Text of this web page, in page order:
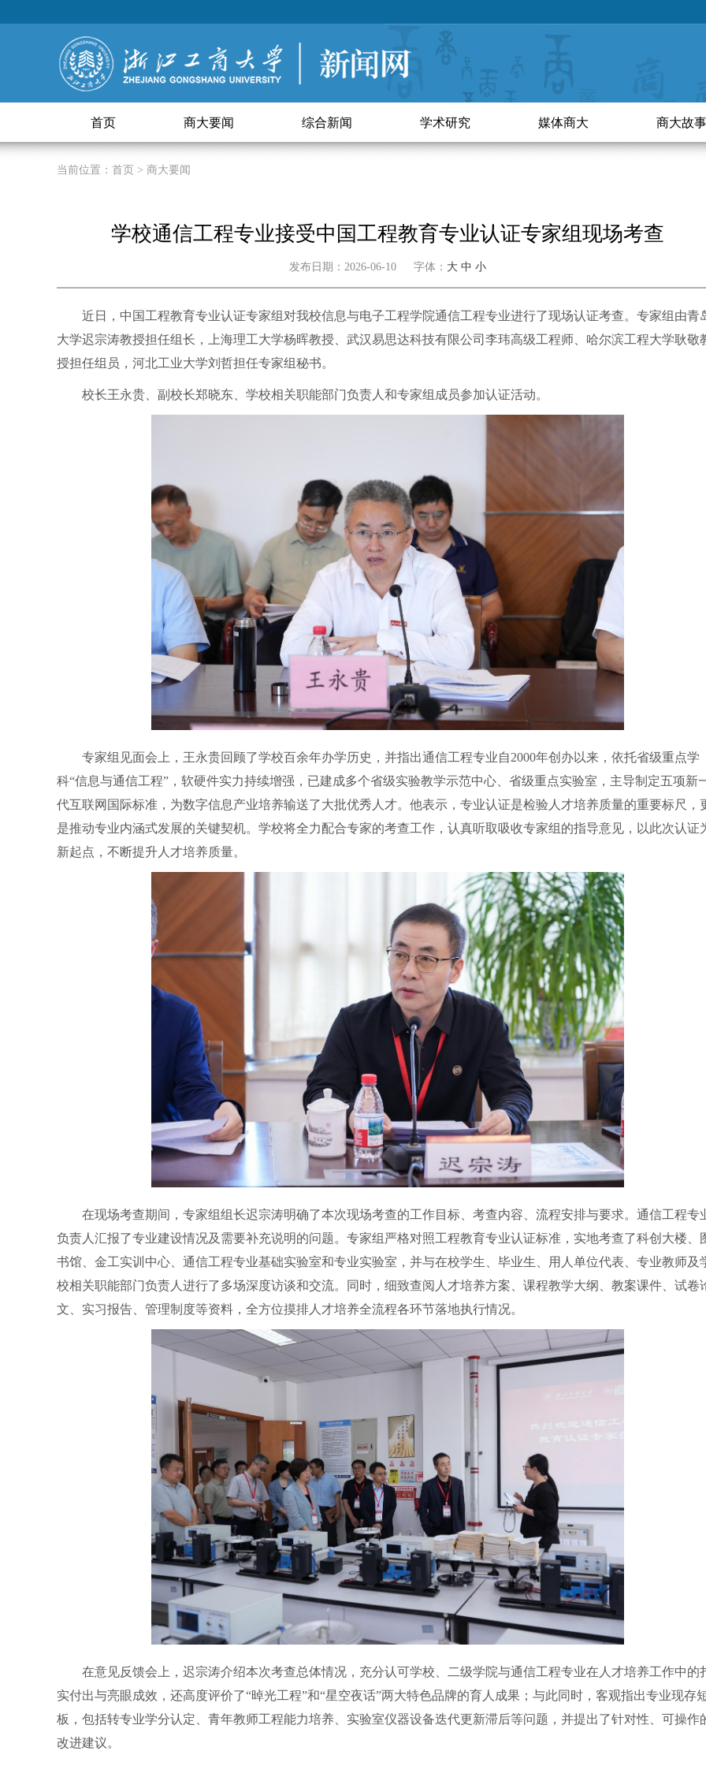
首页 商大要闻 综合新闻 学术研究 媒体商大 商大故事
当前位置： 首页 > 商大要闻
学校通信工程专业接受中国工程教育专业认证专家组现场考查
发布日期：2026-06-10 字体： 大 中 小
近日，中国工程教育专业认证专家组对我校信息与电子工程学院通信工程专业进行了现场认证考查。专家组由青
大学迟宗涛教授担任组长，上海理工大学杨晖教授、武汉易思达科技有限公司李玮高级工程师、哈尔滨工程大学耿敬
授担任组员，河北工业大学刘哲担任专家组秘书。
校长王永贵、副校长郑晓东、学校相关职能部门负责人和专家组成员参加认证活动。
专家组见面会上，王永贵回顾了学校百余年办学历史，并指出通信工程专业自2000年创办以来，依托省级重点学
科“信息与通信工程”，软硬件实力持续增强，已建成多个省级实验教学示范中心、省级重点实验室，主导制定五项新
代互联网国际标准，为数字信息产业培养输送了大批优秀人才。他表示，专业认证是检验人才培养质量的重要标尺，
是推动专业内涵式发展的关键契机。学校将全力配合专家的考查工作，认真听取吸收专家组的指导意见，以此次认证
新起点，不断提升人才培养质量。
在现场考查期间，专家组组长迟宗涛明确了本次现场考查的工作目标、考查内容、流程安排与要求。通信工程专
负责人汇报了专业建设情况及需要补充说明的问题。专家组严格对照工程教育专业认证标准，实地考查了科创大楼、
书馆、金工实训中心、通信工程专业基础实验室和专业实验室，并与在校学生、毕业生、用人单位代表、专业教师及
校相关职能部门负责人进行了多场深度访谈和交流。同时，细致查阅人才培养方案、课程教学大纲、教案课件、试卷
文、实习报告、管理制度等资料，全方位摸排人才培养全流程各环节落地执行情况。
在意见反馈会上，迟宗涛介绍本次考查总体情况，充分认可学校、二级学院与通信工程专业在人才培养工作中的
实付出与亮眼成效，还高度评价了“晫光工程”和“星空夜话”两大特色品牌的育人成果；与此同时，客观指出专业现存
板，包括转专业学分认定、青年教师工程能力培养、实验室仪器设备迭代更新滞后等问题，并提出了针对性、可操作
改进建议。